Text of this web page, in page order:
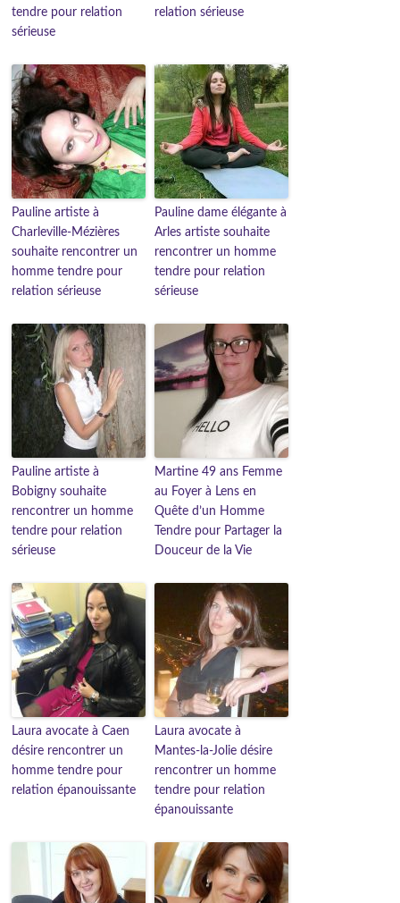
tendre pour relation
sérieuse
relation sérieuse
Pauline artiste à
Charleville-Mézières
souhaite rencontrer un
homme tendre pour
relation sérieuse
Pauline dame élégante à
Arles artiste souhaite
rencontrer un homme
tendre pour relation
sérieuse
Pauline artiste à
Bobigny souhaite
rencontrer un homme
tendre pour relation
sérieuse
Martine 49 ans Femme
au Foyer à Lens en
Quête d’un Homme
Tendre pour Partager la
Douceur de la Vie
Laura avocate à Caen
désire rencontrer un
homme tendre pour
relation épanouissante
Laura avocate à
Mantes-la-Jolie désire
rencontrer un homme
tendre pour relation
épanouissante